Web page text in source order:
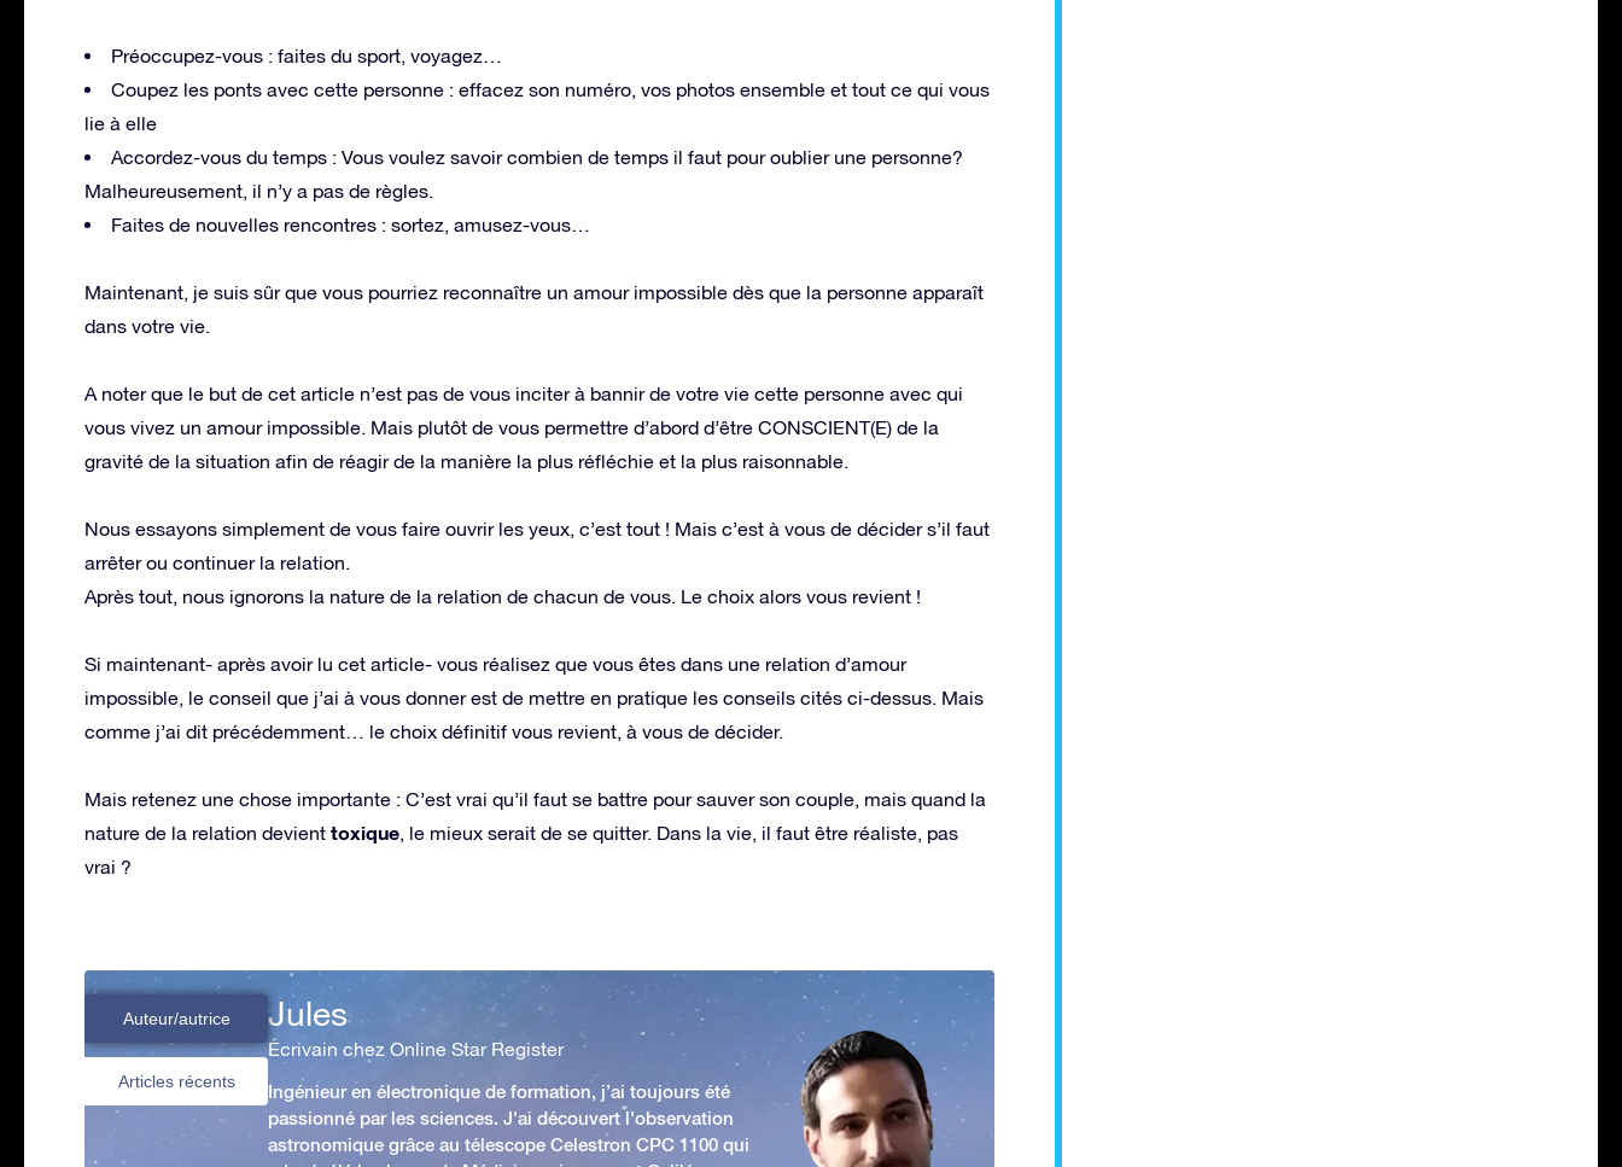
Préoccupez-vous : faites du sport, voyagez…
Coupez les ponts avec cette personne : effacez son numéro, vos photos ensemble et tout ce qui vous
lie à elle
Accordez-vous du temps : Vous voulez savoir combien de temps il faut pour oublier une personne?
Malheureusement, il n’y a pas de règles.
Faites de nouvelles rencontres : sortez, amusez-vous…
Maintenant, je suis sûr que vous pourriez reconnaître un amour impossible dès que la personne apparaît
dans votre vie.
A noter que le but de cet article n’est pas de vous inciter à bannir de votre vie cette personne avec qui
vous vivez un amour impossible. Mais plutôt de vous permettre d’abord d’être CONSCIENT(E) de la
gravité de la situation afin de réagir de la manière la plus réfléchie et la plus raisonnable.
Nous essayons simplement de vous faire ouvrir les yeux, c’est tout ! Mais c’est à vous de décider s’il faut
arrêter ou continuer la relation.
Après tout, nous ignorons la nature de la relation de chacun de vous. Le choix alors vous revient !
Si maintenant- après avoir lu cet article- vous réalisez que vous êtes dans une relation d’amour
impossible, le conseil que j’ai à vous donner est de mettre en pratique les conseils cités ci-dessus. Mais
comme j’ai dit précédemment… le choix définitif vous revient, à vous de décider.
Mais retenez une chose importante : C’est vrai qu’il faut se battre pour sauver son couple, mais quand la
nature de la relation devient toxique, le mieux serait de se quitter. Dans la vie, il faut être réaliste, pas
vrai ?
Auteur/autrice
Articles récents
Jules
Écrivain chez Online Star Register
Ingénieur en électronique de formation, j’ai toujours été
passionné par les sciences. J'ai découvert l'observation
astronomique grâce au télescope Celestron CPC 1100 qui